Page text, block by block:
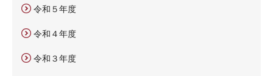
令和５年度
令和４年度
令和３年度